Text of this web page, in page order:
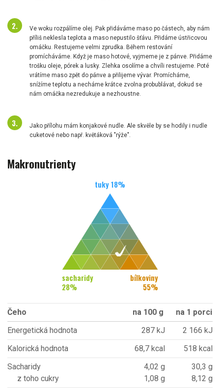
Ve woku rozpálíme olej. Pak přidáváme maso po částech, aby nám
příliš neklesla teplota a maso nepustilo šťávu. Přidáme ústřicovou
omáčku. Restujeme velmi zprudka. Během restování
promícháváme. Když je maso hotové, vyjmeme je z pánve. Přidáme
trošku oleje, pórek a lusky. Zlehka osolíme a chvíli restujeme. Poté
vrátíme maso zpět do pánve a přilijeme vývar. Promícháme,
snížíme teplotu a necháme krátce zvolna probublávat, dokud se
nám omáčka nezredukuje a nezhoustne.
Jako přílohu mám konjakové nudle. Ale skvěle by se hodily i nudle
cuketové nebo např. květáková "rýže".
Makronutrienty
tuky18%
sacharidy
28%
bílkoviny
55%
Čeho na 100 g
na 1 porci
Energetická hodnota
287 kJ
2 166 kJ
Kalorická hodnota
68,7 kcal
518 kcal
Sacharidy
z toho cukry
4,02 g
1,08 g
30,3 g
8,12 g